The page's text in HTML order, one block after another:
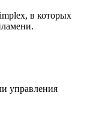
в которых
управления